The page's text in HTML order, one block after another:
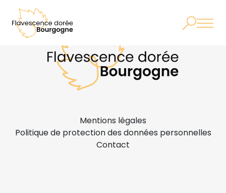
Mentions légales
Politique de protection des données personnelles
Contact